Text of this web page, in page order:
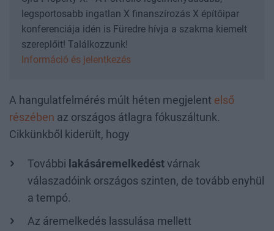
legsportosabb ingatlan X finanszírozás X építőipar
konferenciája idén is Füredre hívja a szakma kiemelt
szereplőit! Találkozzunk!
Információ és jelentkezés
A hangulatfelmérés múlt héten megjelent első
részében az országos átlagra fókuszáltunk.
Cikkünkből kiderült, hogy
További lakásáremelkedést várnak
válaszadóink országos szinten, de tovább enyhül
a tempó.
Az áremelkedés lassulása mellett